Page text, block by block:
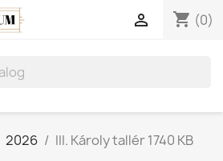
shopping_cart (0)

2026 III. Károly tallér 1740 KB